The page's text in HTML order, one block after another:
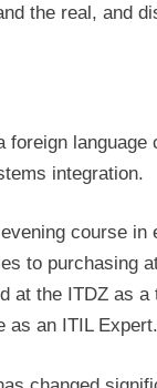
the real, and
integration.
course
to purchasing
at the ITDZ as
as an ITIL Expert.